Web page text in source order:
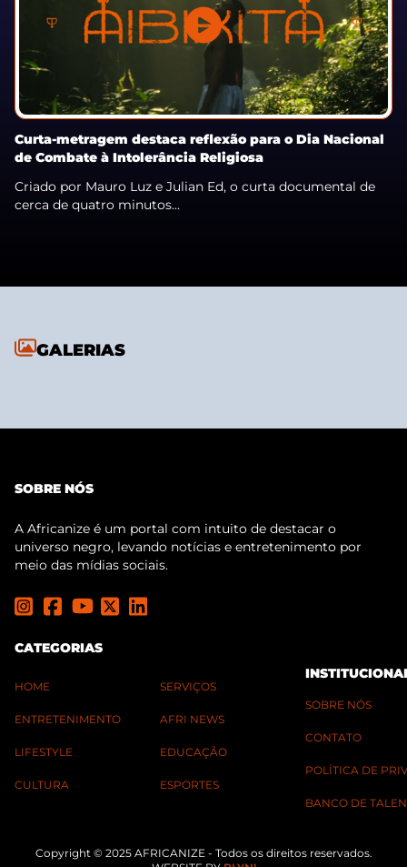
Curta-metragem destaca reflexão para o Dia Nacional
de Combate à Intolerância Religiosa
Criado por Mauro Luz e Julian Ed, o curta documental de
cerca de quatro minutos...
GALERIAS
SOBRE NÓS
A Africanize é um portal com intuito de destacar o
universo negro, levando notícias e entretenimento por
meio das mídias sociais.
CATEGORIAS
HOME
ENTRETENIMENTO
LIFESTYLE
CULTURA
SERVIÇOS
AFRI NEWS
EDUCAÇÃO
ESPORTES
SOBRE NÓS
CONTATO
POLÍTICA DE
BANCO DE
Copyright © 2025 AFRICANIZE - Todos os direitos reservados.